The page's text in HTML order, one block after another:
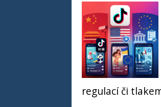
regulací či